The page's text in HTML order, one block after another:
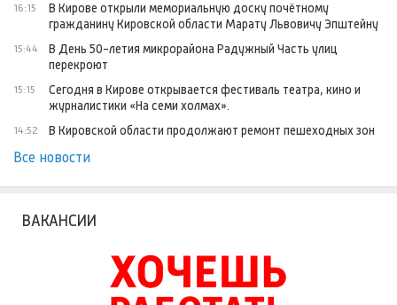
16:15
В Кирове открыли мемориальную доску почётному
гражданину Кировской области Марату Львовичу Эпштейну
15:44
В День 50-летия микрорайона Радужный Часть улиц
перекроют
15:15
Сегодня в Кирове открывается фестиваль театра, кино и
журналистики «На семи холмах».
14:52 В Кировской области продолжают ремонт пешеходных зон
Все новости
ВАКАНСИИ